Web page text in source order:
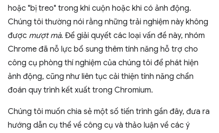
hoặc "bị treo" trong khi cuộn hoặc khi có ảnh động.
Chúng tôi thường nói rằng những trải nghiệm này không
được mượt mà. Để giải quyết các loại vấn đề này, nhóm
Chrome đã nỗ lực bổ sung thêm tính năng hỗ trợ cho
công cụ phòng thí nghiệm của chúng tôi để phát hiện
ảnh động, cũng như liên tục cải thiện tính năng chẩn
đoán quy trình kết xuất trong Chromium.
Chúng tôi muốn chia sẻ một số tiến trình gần đây, đưa ra
hướng dẫn cụ thể về công cụ và thảo luận về các ý